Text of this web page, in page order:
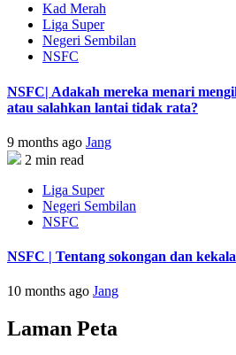
Kad Merah
Liga Super
Negeri Sembilan
NSFC
NSFC| Adakah mereka menari
atau salahkan lantai tidak rata?
9 months ago Jang
2 min read
Liga Super
Negeri Sembilan
NSFC
NSFC | Tentang sokongan dan
10 months ago Jang
Laman Peta